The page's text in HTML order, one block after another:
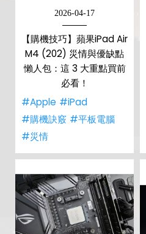
2026-04-17
【購機技巧】蘋果iPad Air
M4 (202) 災情與優缺點
懶人包：這 3 大重點買前
必看！
#Apple #iPad
#購機訣竅 #平板電腦
#災情